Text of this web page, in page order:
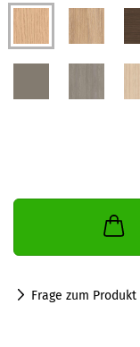
Frage zum Produkt